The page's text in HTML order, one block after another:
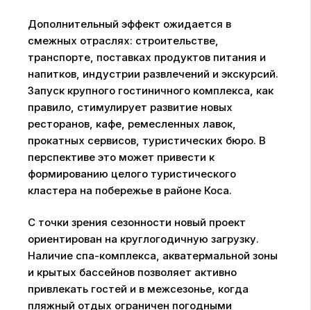
Дополнительный эффект ожидается в
смежных отраслях: строительстве,
транспорте, поставках продуктов питания и
напитков, индустрии развлечений и экскурсий.
Запуск крупного гостиничного комплекса, как
правило, стимулирует развитие новых
ресторанов, кафе, ремесленных лавок,
прокатных сервисов, туристических бюро. В
перспективе это может привести к
формированию целого туристического
кластера на побережье в районе Коса.
С точки зрения сезонности новый проект
ориентирован на круглогодичную загрузку.
Наличие спа-комплекса, акватермальной зоны
и крытых бассейнов позволяет активно
привлекать гостей и в межсезонье, когда
пляжный отдых ограничен погодными